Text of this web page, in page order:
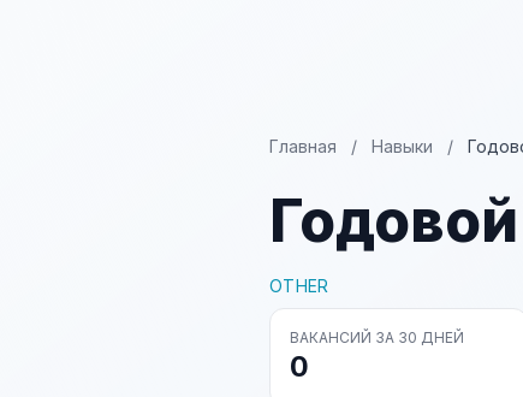
Главная / Навыки /
OTHER
ВАКАНСИЙ ЗА 30 ДНЕЙ
0